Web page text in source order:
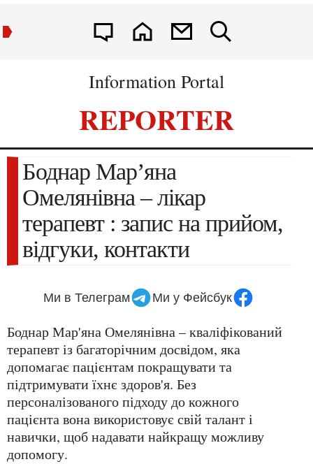
Information Portal
REPORTER
Боднар Мар’яна
Омелянівна – лікар
терапевт : запис на прийом,
відгуки, контакти
Ми в Телеграм Ми у Фейсбук
Боднар Мар'яна Омелянівна – кваліфікований
терапевт із багаторічним досвідом, яка
допомагає пацієнтам покращувати та
підтримувати їхнє здоров'я. Без
персоналізованого підходу до кожного
пацієнта вона використовує свій талант і
навички, щоб надавати найкращу можливу
допомогу.